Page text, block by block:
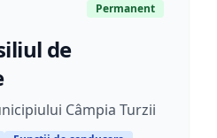
Permanent
de
Câmpia Turzii